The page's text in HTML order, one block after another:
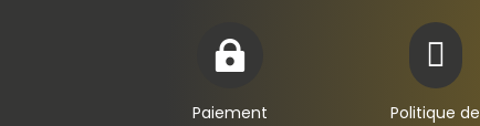

Paiement

Politique de